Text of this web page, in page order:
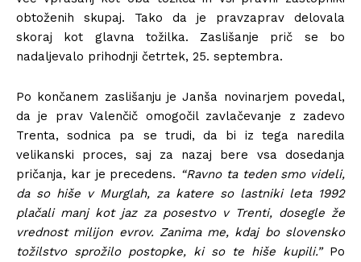
obtoženih skupaj. Tako da je pravzaprav delovala
skoraj kot glavna tožilka. Zaslišanje prič se bo
nadaljevalo prihodnji četrtek, 25. septembra.
Po končanem zaslišanju je Janša novinarjem povedal,
da je prav Valenčič omogočil zavlačevanje z zadevo
Trenta, sodnica pa se trudi, da bi iz tega naredila
velikanski proces, saj za nazaj bere vsa dosedanja
pričanja, kar je precedens. “Ravno ta teden smo videli,
da so hiše v Murglah, za katere so lastniki leta 1992
plačali manj kot jaz za posestvo v Trenti, dosegle že
vrednost milijon evrov. Zanima me, kdaj bo slovensko
tožilstvo sprožilo postopke, ki so te hiše kupili.”Po